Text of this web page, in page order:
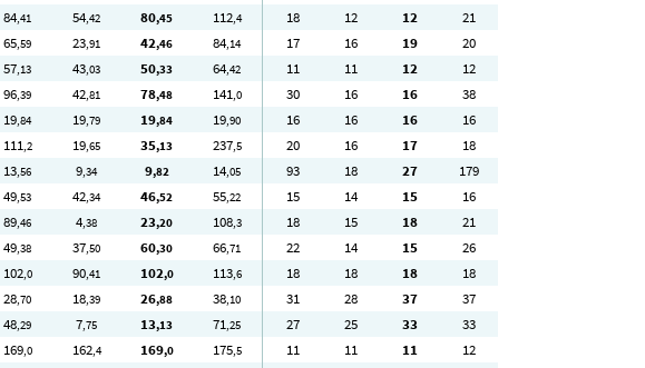
84,41 54,42 80,45 112,4 18 12 12
21
65,59 23,91 42,46 84,14 17 16 19
20
57,13 43,03 50,33 64,42 11 11 12
12
96,39 42,81 78,48 141,0 30 16 16
38
19,84 19,79 19,84 19,90 16 16 16
16
111,2 19,65 35,13 237,5 20 16 17
18
13,56 9,34 9,82 14,05 93 18 27
179
49,53 42,34 46,52 55,22 15 14 15
16
89,46 4,38 23,20 108,3 18 15 18
21
49,38 37,50 60,30 66,71 22 14 15
26
102,0 90,41 102,0 113,6 18 18 18
18
28,70 18,39 26,88 38,10 31 28 37
37
48,29 7,75 13,13 71,25 27 25 33
33
169,0 162,4 169,0 175,5 11 11 11
12